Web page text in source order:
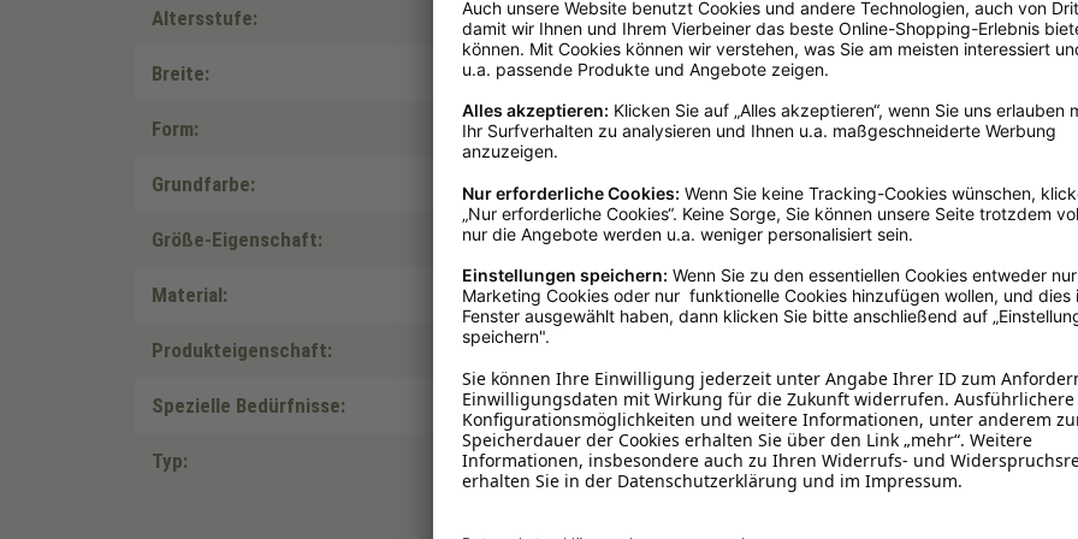
Altersstufe: Adult, Senior, Welpe /
Breite: > 80 Millimeter
Form: Rund
Grundfarbe: Bunt
Größe-Eigenschaft: 10 - 20 cm
Material: Baumwolle
Produkteigenschaft:
Spezielle Bedürfnisse: Maul & Zähne
Typ: Zum Apportieren